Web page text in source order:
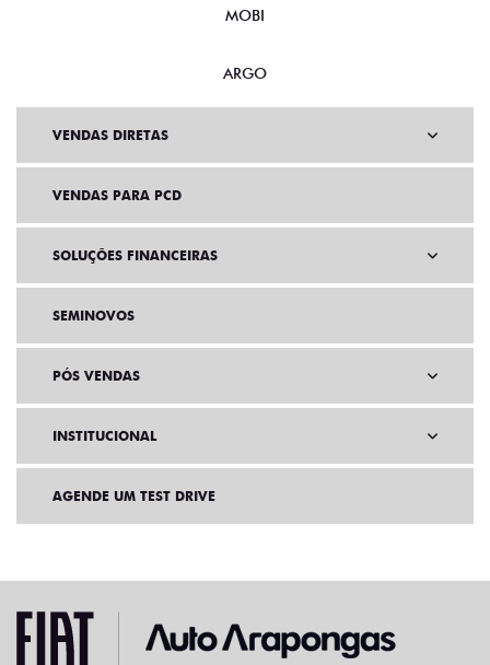
MOBI
ARGO
VENDAS DIRETAS
VENDAS PARA PCD
SOLUÇÕES FINANCEIRAS
SEMINOVOS
PÓS VENDAS
INSTITUCIONAL
AGENDE UM TEST DRIVE